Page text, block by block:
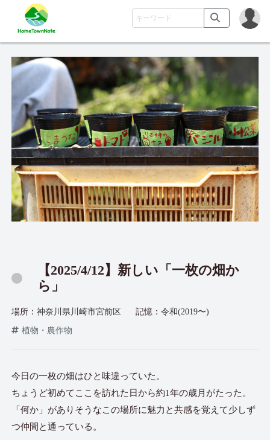
【2025/4/12】新しい「一枚の畑か
ら」
場所：神奈川県川崎市宮前区 記憶：令和(2019〜)
植物・農作物
今日の一枚の畑はひと味違っていた。
ちょうど初めてここを訪れた日から約1年の歳月がたった。
「何か」がありそうなこの場所に魅力と共感を覚えて少しず
つ仲間と通っている。